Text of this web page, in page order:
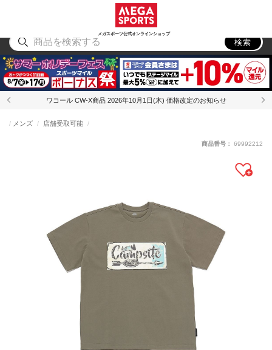
メガスポーツ公式オンラインショップ
アウトドア
検索
ワコール CW-X商品 2026年10月1日(木) 価格改定のお知らせ
メンズ 店舗受取可能
商品番号： 69992212